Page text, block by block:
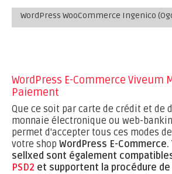
WordPress E-Commerce Viveum
Paiement
Que ce soit par carte de crédit et de
monnaie électronique ou web-
permet d'accepter tous ces modes
votre shop WordPress E-Commerce.
sellxed sont également
PSD2 et supportent la procédure